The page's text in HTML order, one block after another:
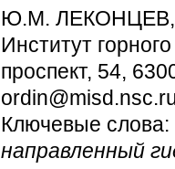
Ю.М.
Институт
проспект, 54,
Ключевые слова:
направленный